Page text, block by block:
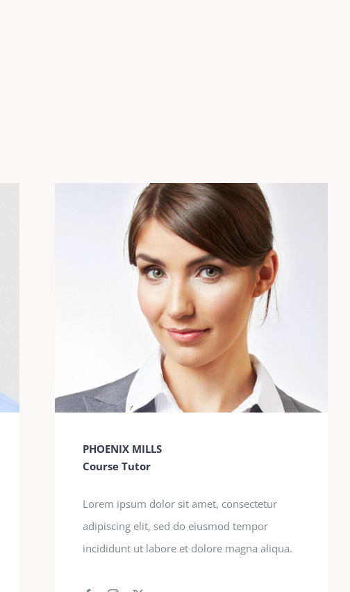
PHOENIX MILLS
Course Tutor
Lorem ipsum dolor sit amet, consectetur
adipiscing elit, sed do eiusmod tempor
incididunt ut labore et dolore magna aliqua.